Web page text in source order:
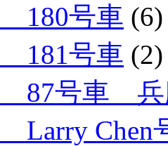
180号車 (6)
181号車 (2)
87号車
Larry Chen